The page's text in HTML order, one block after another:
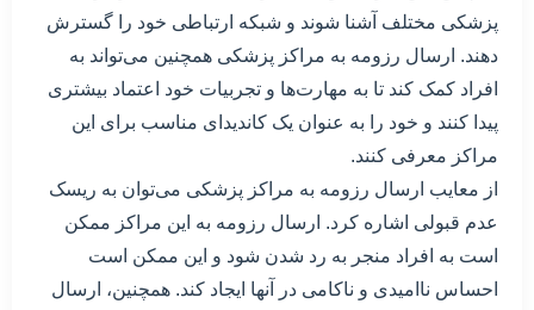
پزشکی مختلف آشنا شوند و شبکه ارتباطی خود را گسترش
دهند. ارسال رزومه به مراکز پزشکی همچنین می‌تواند به
افراد کمک کند تا به مهارت‌ها و تجربیات خود اعتماد بیشتری
پیدا کنند و خود را به عنوان یک کاندیدای مناسب برای این
مراکز معرفی کنند.
از معایب ارسال رزومه به مراکز پزشکی می‌توان به ریسک
عدم قبولی اشاره کرد. ارسال رزومه به این مراکز ممکن
است به افراد منجر به رد شدن شود و این ممکن است
احساس ناامیدی و ناکامی در آنها ایجاد کند. همچنین، ارسال